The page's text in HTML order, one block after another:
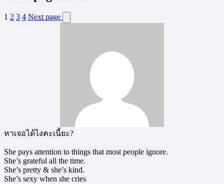
1 2 3 4 Next page
หาเจอได้ไงคะเนี้ยะ?
She pays attention to things that most people ignore.
She’s grateful all the time.
She’s pretty & she’s kind.
She’s sexy when she cries